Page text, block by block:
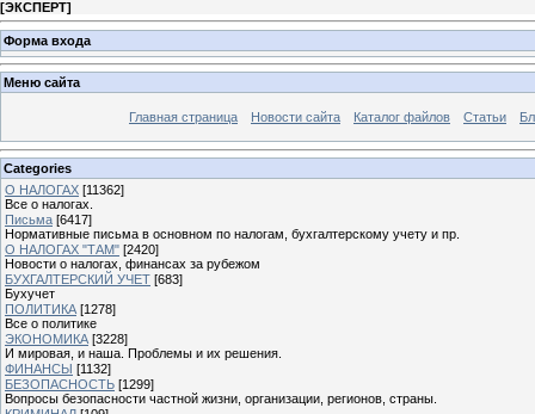
[ЭКСПЕРТ]
Форма входа
Меню сайта
Главная страница Новости сайта Каталог файлов Статьи
Categories
О НАЛОГАХ [11362]
Все о налогах.
Письма [6417]
Нормативные письма в основном по налогам, бухгалтерскому учету и пр.
О НАЛОГАХ "ТАМ" [2420]
Новости о налогах, финансах за рубежом
БУХГАЛТЕРСКИЙ УЧЕТ [683]
Бухучет
ПОЛИТИКА [1278]
Все о политике
ЭКОНОМИКА [3228]
И мировая, и наша. Проблемы и их решения.
ФИНАНСЫ [1132]
БЕЗОПАСНОСТЬ [1299]
Вопросы безопасности частной жизни, организации, регионов, страны.